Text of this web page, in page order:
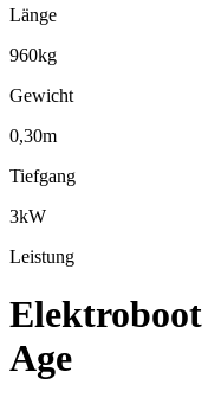
Länge
960kg
Gewicht
0,30m
Tiefgang
3kW
Leistung
Elektroboot
Age